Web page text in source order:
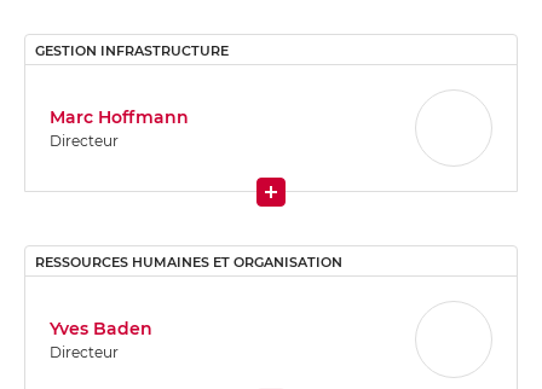
GESTION INFRASTRUCTURE
Marc Hoffmann
Directeur
More
RESSOURCES HUMAINES ET ORGANISATION
Yves Baden
Directeur